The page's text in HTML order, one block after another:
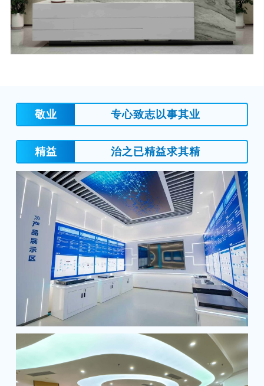
敬业 专心致志以事其业
精益 治之已精益求其精